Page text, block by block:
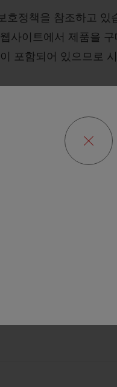
정책을 참조하고 있
사이트에서 제품을
포함되어 있으므로